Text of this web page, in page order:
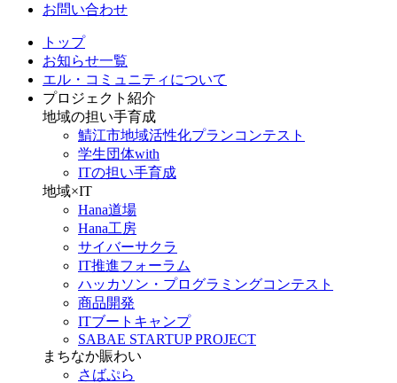
お問い合わせ
トップ
お知らせ一覧
エル・コミュニティについて
プロジェクト紹介
地域の担い手育成
鯖江市地域活性化プランコンテスト
学生団体with
ITの担い手育成
地域×IT
Hana道場
Hana工房
サイバーサクラ
IT推進フォーラム
ハッカソン・プログラミングコンテスト
商品開発
ITブートキャンプ
SABAE STARTUP PROJECT
まちなか賑わい
さばぷら